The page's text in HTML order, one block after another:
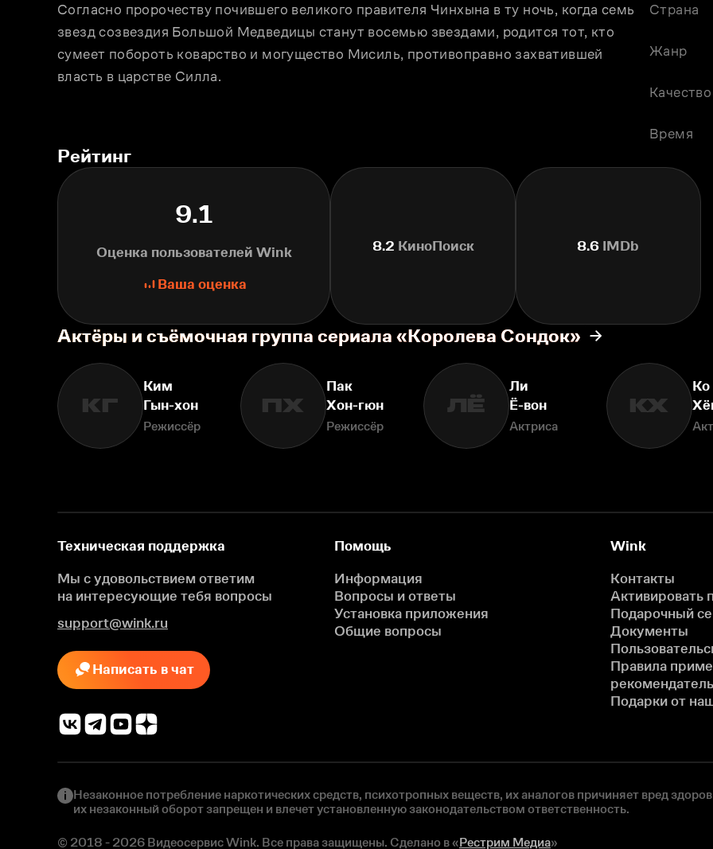
Согласно пророчеству почившего великого правителя Чинхына в ту ночь, когда семь
звeзд созвездия Большой Медведицы станут восемью звeздами, родится тот, кто
сумеет побороть коварство и могущество Мисиль, противоправно захватившей
власть в царстве Силла.
Страна
Жанр
Качество
Время
Рейтинг
9.1
Оценка пользователей Wink
Ваша оценка
8.2 КиноПоиск 8.6 IMDb
Актёры и съёмочная группа сериала «Королева Сондок»
КГ
Ким
Гын-хон
Режиссёр
ПХ
Пак
Хон-гюн
Режиссёр
ЛЁ
Ли
Ё-вон
Актриса
КХ
Ко
Техническая поддержка
Мы с удовольствием ответим
на интересующие тебя вопросы
support@wink.ru
Написать в чат
Помощь
Информация
Вопросы и ответы
Установка приложения
Общие вопросы
Wink
Контакты
Активировать
Подарочный
Документы
Правила
Подарки от
Незаконное потребление наркотических средств, психотропных веществ, их аналогов причиняет вред
их незаконный оборот запрещен и влечет установленную законодательством ответственность.
© 2018 - 2026 Видеосервис Wink. Все права защищены. Сделано в «Рестрим Медиа»